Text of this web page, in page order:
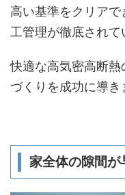
高い基準をクリア
工管理が徹底されて
快適な高気密高断
づくりを成功に導き
家全体の隙間が